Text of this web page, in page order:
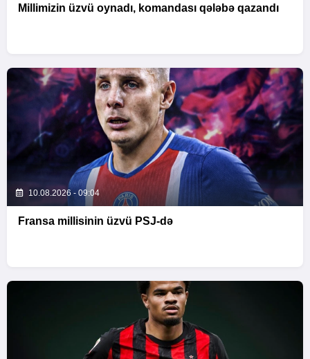
Millimizin üzvü oynadı, komandası qələbə qazandı
10.08.2026 - 09:04
Fransa millisinin üzvü PSJ-də